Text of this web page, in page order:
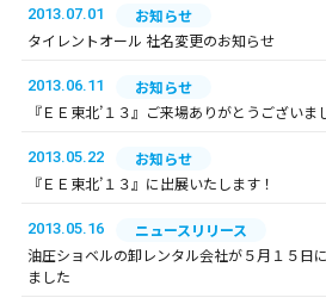
2013.07.01
お知らせ
タイレントオール 社名変更のお知らせ
2013.06.11
お知らせ
『ＥＥ東北’１３』ご来場ありがとうございま
2013.05.22
お知らせ
『ＥＥ東北’１３』に出展いたします！
2013.05.16
ニュースリリース
油圧ショベルの卸レンタル会社が５月１５日
ました